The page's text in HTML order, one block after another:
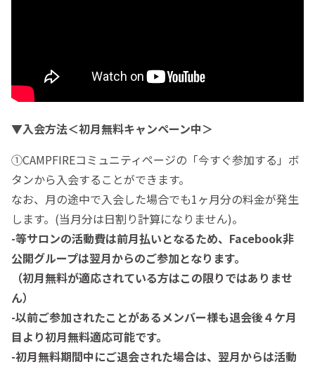
▼入会方法＜初月無料キャンペーン中＞
①CAMPFIREコミュニティページの「今すぐ参加する」ボ
タンから入会することができます。
なお、月の途中で入会した場合でも1ヶ月分の料金が発生
します。(当月分は日割り計算になりません)。
-等サロンの活動費は前月払いとなるため、Facebook非
公開グループは翌月からのご参加となります。
（初月無料が適応されている方はこの限りではありませ
ん）
-以前ご参加されたことがあるメンバー様も退会後４ケ月
目より初月無料適応可能です。
-初月無料期間中にご退会された場合は、翌月からは活動